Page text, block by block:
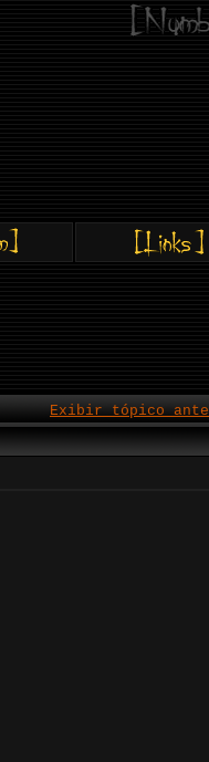
Exibir tópico